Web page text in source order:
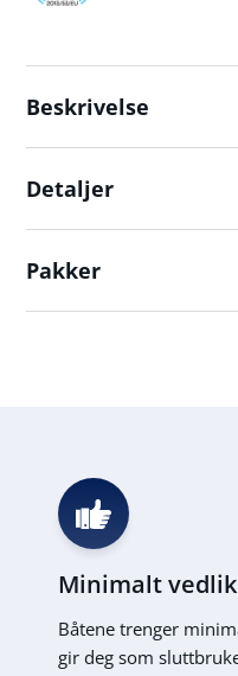
Beskrivelse
Detaljer
Pakker
Minimalt
Båtene trenger
gir deg som